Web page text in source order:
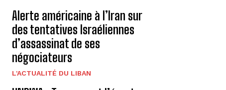
Alerte américaine à l’Iran sur
des tentatives Israéliennes
d’assassinat de ses
négociateurs
L'ACTUALITÉ DU LIBAN